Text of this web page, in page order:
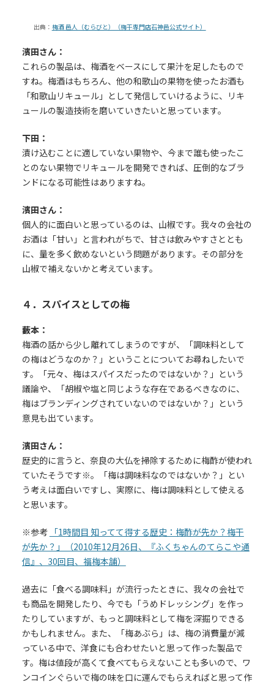
出典： 梅酒 邑人（むらびと）（梅干専門店石神邑公式サイト）
濱田さん：
これらの製品は、梅酒をベースにして果汁を足したもので
すね。梅酒はもちろん、他の和歌山の果物を使ったお酒も
「和歌山リキュール」として発信していけるように、リキ
ュールの製造技術を磨いていきたいと思っています。
下田：
漬け込むことに適していない果物や、今まで誰も使ったこ
とのない果物でリキュールを開発できれば、圧倒的なブラ
ンドになる可能性はありますね。
濱田さん：
個人的に面白いと思っているのは、山椒です。我々の会社の
お酒は「甘い」と言われがちで、甘さは飲みやすさととも
に、量を多く飲めないという問題があります。その部分を
山椒で補えないかと考えています。
４．スパイスとしての梅
藪本：
梅酒の話から少し離れてしまうのですが、「調味料として
の梅はどうなのか？」ということについてお尋ねしたいで
す。「元々、梅はスパイスだったのではないか？」という
議論や、「胡椒や塩と同じような存在であるべきなのに、
梅はブランディングされていないのではないか？」という
意見も出ています。
濱田さん：
歴史的に言うと、奈良の大仏を掃除するために梅酢が使われ
ていたそうです※。「梅は調味料なのではないか？」とい
う考えは面白いですし、実際に、梅は調味料として使える
と思います。
※参考 「1時間目 知ってて得する歴史：梅酢が先か？梅干
が先か？」（2010年12月26日、『ふくちゃんのてらこや通
信』、30回目、福梅本舗）
過去に「食べる調味料」が流行ったときに、我々の会社で
も商品を開発したり、今でも「うめドレッシング」を作っ
たりしていますが、もっと調味料として梅を深掘りできる
かもしれません。また、「梅あぶら」は、梅の消費量が減
っている中で、洋食にも合わせたいと思って作った製品で
す。梅は値段が高くて食べてもらえないことも多いので、ワ
ンコインぐらいで梅の味を口に運んでもらえればと思って作